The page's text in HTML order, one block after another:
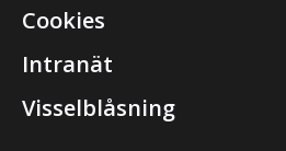
Cookies
Intranät
Visselblåsning